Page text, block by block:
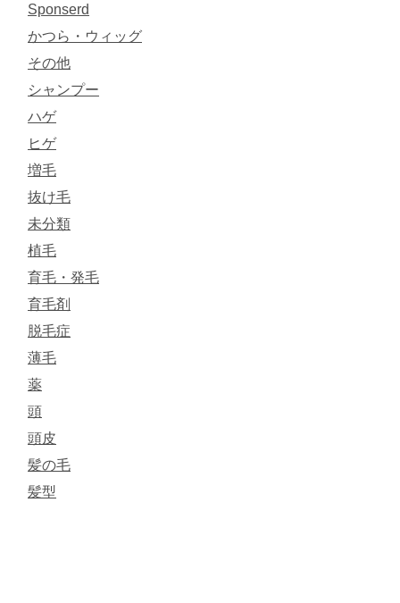
Sponserd
かつら・ウィッグ
その他
シャンプー
ハゲ
ヒゲ
増毛
抜け毛
未分類
植毛
育毛・発毛
育毛剤
脱毛症
薄毛
薬
頭
頭皮
髪の毛
髪型